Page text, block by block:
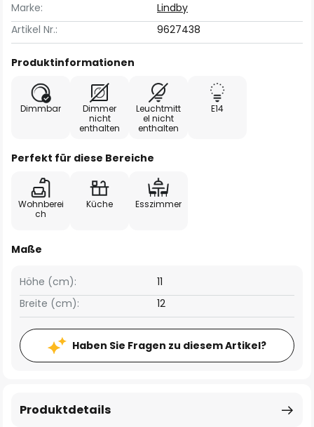
Marke:
Lindby
Artikel Nr.:
9627438
Produktinformationen
Dimmbar
Dimmer
nicht
enthalten
Leuchtmitt
el nicht
enthalten
E14
Perfekt für diese Bereiche
Wohnberei
ch
Küche Esszimmer
Maße
Breite (cm): 12
Höhe (cm): 11
Haben Sie Fragen zu diesem Artikel?
Produktdetails